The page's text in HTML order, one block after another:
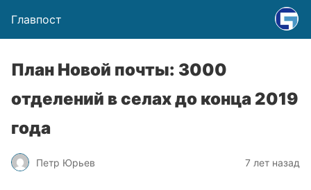
Главпост
План Новой почты: 3000
отделений в селах до конца 2019
года
Петр Юрьев 7 лет назад